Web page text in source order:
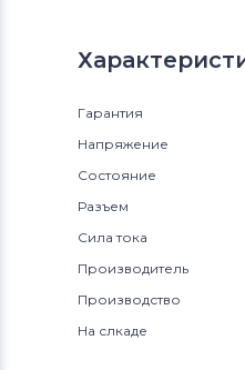
Гарантия
Напряжение
Состояние
Разъем
Сила тока
Производитель
Производство
На слкаде